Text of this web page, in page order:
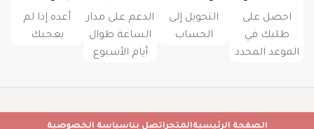
احصل على
طلبك في
الموعد المحدد
التحويل إلى
الحساب
الدعم على مدار
الساعة طوال
أيام الأسبوع
أعده إذا لم
يعجبك
الصفحة الرئيسيةالمتجراتصل بناسياسة الخصوصية